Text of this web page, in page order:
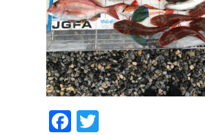
Facebook